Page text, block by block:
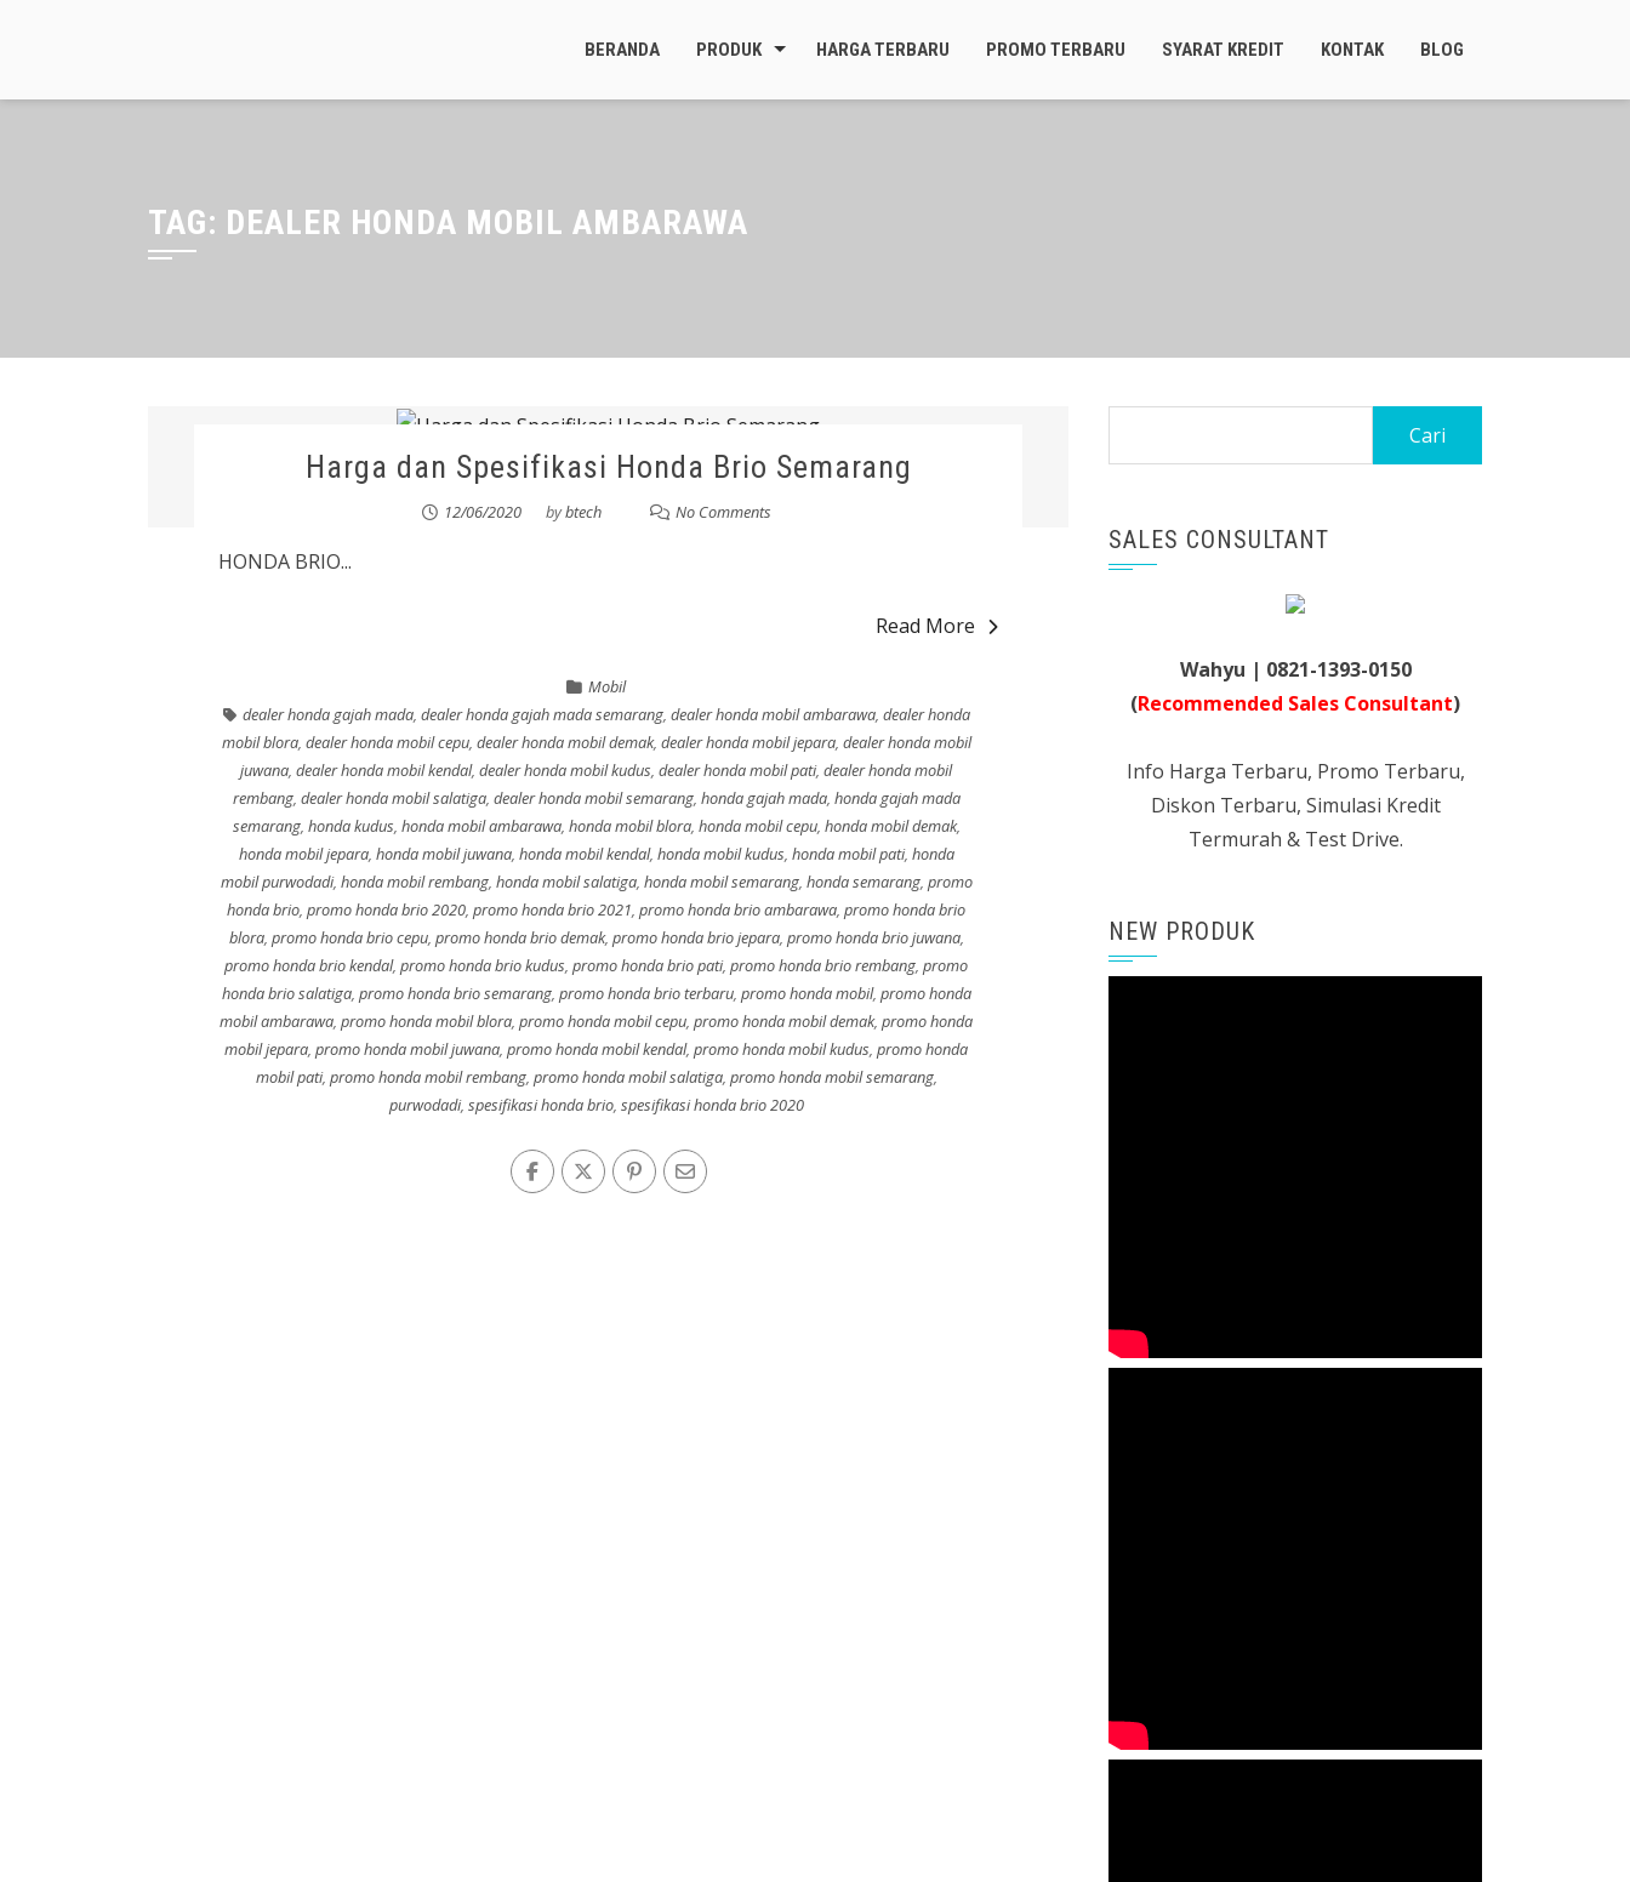
BERANDA PRODUK HARGA TERBARU PROMO TERBARU SYARAT KREDIT KONTAK BLOG
TAG: DEALER HONDA MOBIL AMBARAWA
Harga dan Spesifikasi Honda Brio Semarang
12/06/2020 bybtech No Comments
HONDA BRIO...
Read More
Mobil
dealer honda gajah mada, dealer honda gajah mada semarang, dealer honda mobil ambarawa, dealer honda
mobil blora, dealer honda mobil cepu, dealer honda mobil demak, dealer honda mobil jepara, dealer honda mobil
juwana, dealer honda mobil kendal, dealer honda mobil kudus, dealer honda mobil pati, dealer honda mobil
rembang, dealer honda mobil salatiga, dealer honda mobil semarang, honda gajah mada, honda gajah mada
semarang, honda kudus, honda mobil ambarawa, honda mobil blora, honda mobil cepu, honda mobil demak,
honda mobil jepara, honda mobil juwana, honda mobil kendal, honda mobil kudus, honda mobil pati, honda
mobil purwodadi, honda mobil rembang, honda mobil salatiga, honda mobil semarang, honda semarang, promo
honda brio, promo honda brio 2020, promo honda brio 2021, promo honda brio ambarawa, promo honda brio
blora, promo honda brio cepu, promo honda brio demak, promo honda brio jepara, promo honda brio juwana,
promo honda brio kendal, promo honda brio kudus, promo honda brio pati, promo honda brio rembang, promo
honda brio salatiga, promo honda brio semarang, promo honda brio terbaru, promo honda mobil, promo honda
mobil ambarawa, promo honda mobil blora, promo honda mobil cepu, promo honda mobil demak, promo honda
mobil jepara, promo honda mobil juwana, promo honda mobil kendal, promo honda mobil kudus, promo honda
mobil pati, promo honda mobil rembang, promo honda mobil salatiga, promo honda mobil semarang,
purwodadi, spesifikasi honda brio, spesifikasi honda brio 2020
SALES CONSULTANT
Wahyu | 0821-1393-0150
(Recommended Sales Consultant)
Info Harga Terbaru, Promo Terbaru,
Diskon Terbaru, Simulasi Kredit
Termurah & Test Drive.
NEW PRODUK